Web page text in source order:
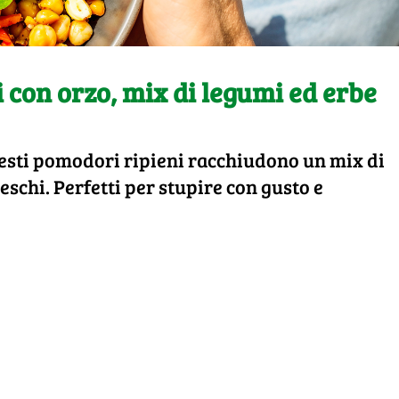
orzo, mix di legumi ed erbe
pomodori ripieni racchiudono un mix di
Perfetti per stupire con gusto e